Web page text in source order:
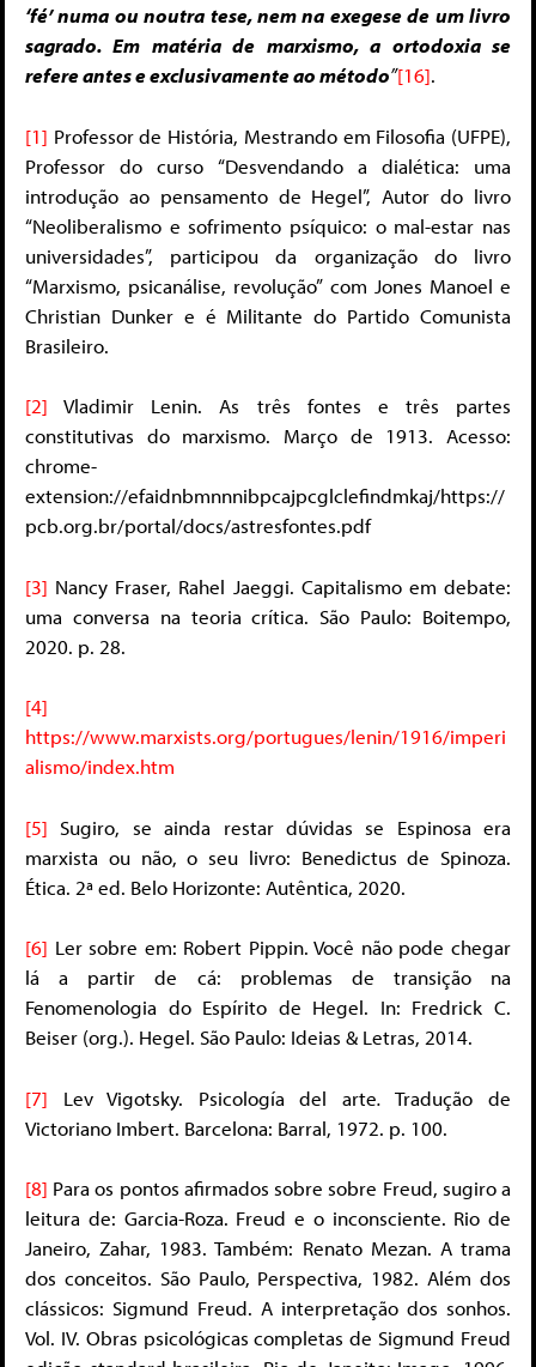
‘fé’ numa ou noutra tese, nem na exegese de um livro
sagrado. Em matéria de marxismo, a ortodoxia se
refere antes e exclusivamente ao método”[16].
[1] Professor de História, Mestrando em Filosofia (UFPE),
Professor do curso “Desvendando a dialética: uma
introdução ao pensamento de Hegel”, Autor do livro
“Neoliberalismo e sofrimento psíquico: o mal-estar nas
universidades”, participou da organização do livro
“Marxismo, psicanálise, revolução” com Jones Manoel e
Christian Dunker e é Militante do Partido Comunista
Brasileiro.
[2] Vladimir Lenin. As três fontes e três partes
constitutivas do marxismo. Março de 1913. Acesso:
chrome-
extension://efaidnbmnnnibpcajpcglclefindmkaj/https://
pcb.org.br/portal/docs/astresfontes.pdf
[3] Nancy Fraser, Rahel Jaeggi. Capitalismo em debate:
uma conversa na teoria crítica. São Paulo: Boitempo,
2020. p. 28.
[4]
https://www.marxists.org/portugues/lenin/1916/imperi
alismo/index.htm
[5] Sugiro, se ainda restar dúvidas se Espinosa era
marxista ou não, o seu livro: Benedictus de Spinoza.
Ética. 2ª ed. Belo Horizonte: Autêntica, 2020.
[6] Ler sobre em: Robert Pippin. Você não pode chegar
lá a partir de cá: problemas de transição na
Fenomenologia do Espírito de Hegel. In: Fredrick C.
Beiser (org.). Hegel. São Paulo: Ideias & Letras, 2014.
[7] Lev Vigotsky. Psicología del arte.Tradução de
Victoriano Imbert. Barcelona: Barral, 1972. p. 100.
[8] Para os pontos afirmados sobre sobre Freud, sugiro a
leitura de: Garcia-Roza. Freud e o inconsciente. Rio de
Janeiro, Zahar, 1983. Também: Renato Mezan. A trama
dos conceitos. São Paulo, Perspectiva, 1982. Além dos
clássicos: Sigmund Freud. A interpretação dos sonhos.
Vol. IV. Obras psicológicas completas de Sigmund Freud